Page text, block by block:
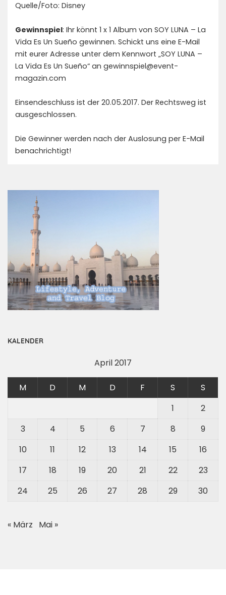
Quelle/Foto: Disney
Gewinnspiel: Ihr könnt 1 x 1 Album von SOY LUNA – La
Vida Es Un Sueño gewinnen. Schickt uns eine E-Mail
mit eurer Adresse unter dem Kennwort „SOY LUNA –
La Vida Es Un Sueño“ an gewinnspiel@event-
magazin.com
Einsendeschluss ist der 20.05.2017. Der Rechtsweg ist
ausgeschlossen.
Die Gewinner werden nach der Auslosung per E-Mail
benachrichtigt!
KALENDER
April 2017
M D M D F S
S
1
2
3
4 5 6 7 8
9
10
11 12 13 14 15
16
17
18 19 20 21 22
23
24
25 26 27 28 29 30
« März Mai »